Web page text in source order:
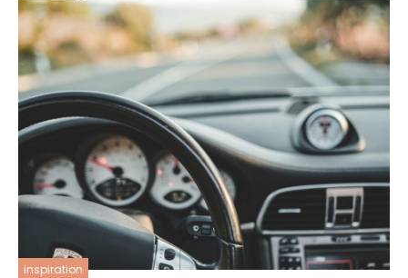
inspiration